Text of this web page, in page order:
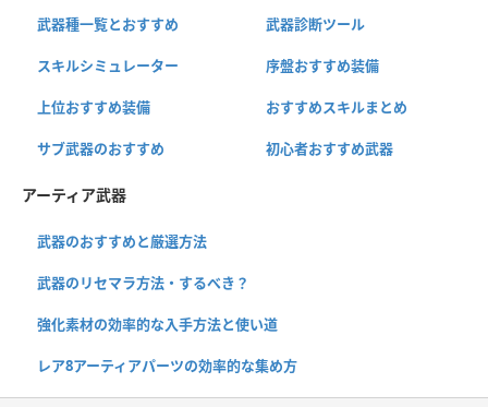
武器種一覧とおすすめ 武器診断ツール
スキルシミュレーター 序盤おすすめ装備
上位おすすめ装備 おすすめスキルまとめ
サブ武器のおすすめ 初心者おすすめ武器
アーティア武器
武器のおすすめと厳選方法
武器のリセマラ方法・するべき？
強化素材の効率的な入手方法と使い道
レア8アーティアパーツの効率的な集め方